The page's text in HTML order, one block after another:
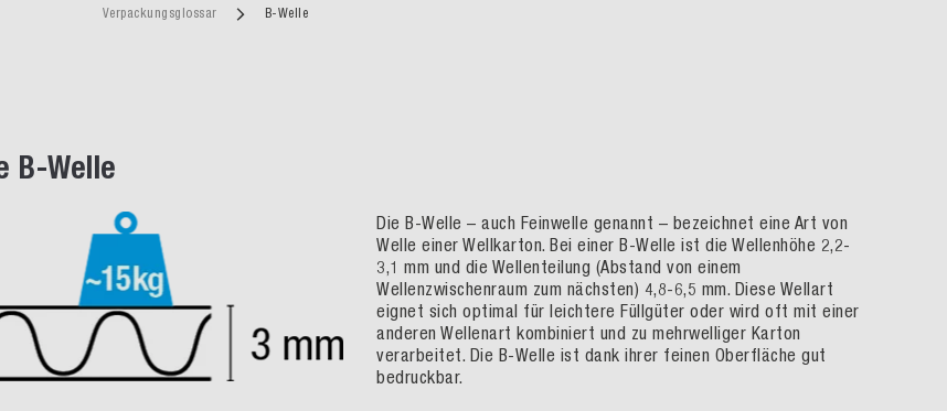
Verpackungsglossar B-Welle
B-Welle
Die B-Welle – auch Feinwelle genannt – bezeichnet eine Art von
Welle einer Wellkarton. Bei einer B-Welle ist die Wellenhöhe 2,2-
3,1 mm und die Wellenteilung (Abstand von einem
Wellenzwischenraum zum nächsten) 4,8-6,5 mm. Diese Wellart
eignet sich optimal für leichtere Füllgüter oder wird oft mit einer
anderen Wellenart kombiniert und zu mehrwelliger Karton
verarbeitet. Die B-Welle ist dank ihrer feinen Oberfläche gut
bedruckbar.